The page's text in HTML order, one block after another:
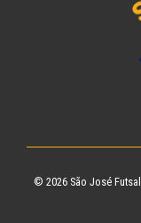
© 2026 São José Futsal